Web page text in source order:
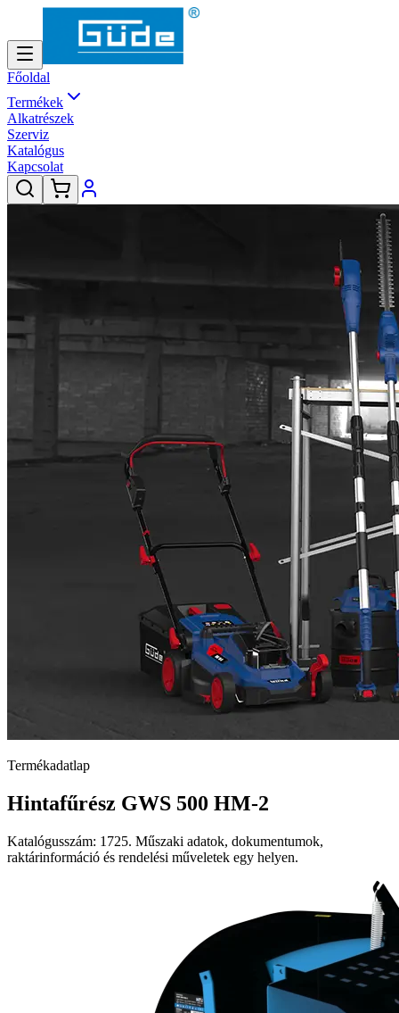
Főoldal
Termékek
Alkatrészek
Szerviz
Katalógus
Kapcsolat
Termékadatlap
Hintafűrész GWS 500 HM-2
Katalógusszám: 1725. Műszaki adatok, dokumentumok,
raktárinformáció és rendelési műveletek egy helyen.